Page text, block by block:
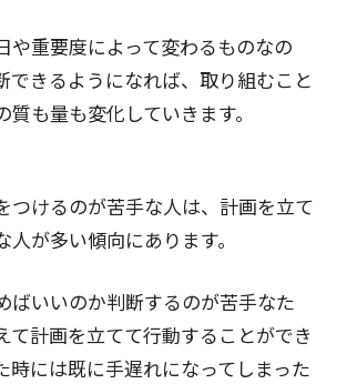
や重要度によって変わるものなの
できるようになれば、取り組むこと
も量も変化していきます。
つけるのが苦手な人は、計画を立て
人が多い傾向にあります。
ばいいのか判断するのが苦手なた
て計画を立てて行動することができ
時には既に手遅れになってしまった